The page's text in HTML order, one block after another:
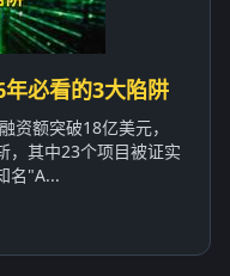
必看的3大陷阱
资额突破18亿美元，
，其中23个项目被证实
名"A...